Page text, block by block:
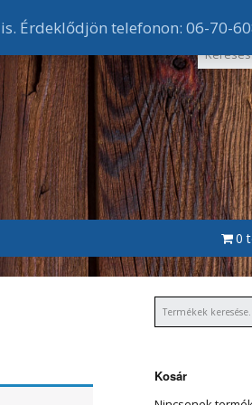
0
Kosár
Érdeklődjön telefonon: 06-70-